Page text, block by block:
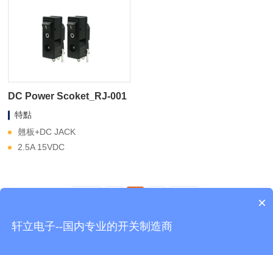
DC Power Scoket_RJ-001
特點
翹板+DC JACK
2.5A 15VDC
×
轩立电子--国内专业的开关制造商